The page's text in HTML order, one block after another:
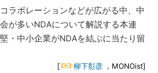
ラボレーションなどが広がる中、中
が多いNDAについて解説する本連
・中小企業がNDAを結ぶに当たり留
[ 柳下彰彦 ，MONOist]